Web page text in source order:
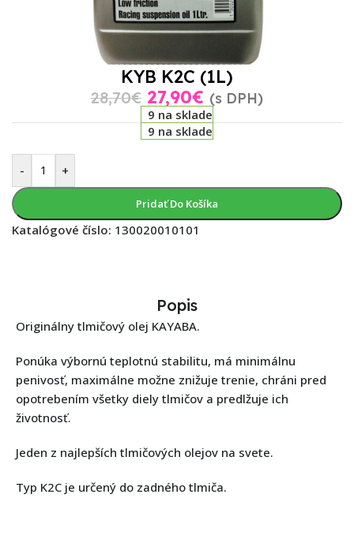
KYB K2C (1L)
28,70€ 27,90€ (s DPH)
9 na sklade
9 na sklade
- +
Pridať Do Košíka
Katalógové číslo: 130020010101
Popis
Originálny tlmičový olej KAYABA.
Ponúka výbornú teplotnú stabilitu, má minimálnu
penivosť, maximálne možne znižuje trenie, chráni pred
opotrebením všetky diely tlmičov a predlžuje ich
životnosť.
Jeden z najlepších tlmičových olejov na svete.
Typ K2C je určený do zadného tlmiča.